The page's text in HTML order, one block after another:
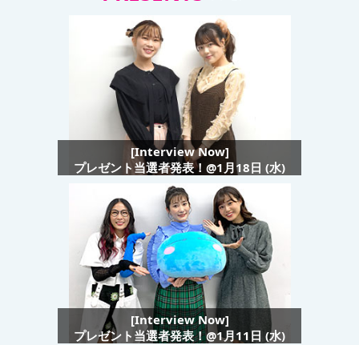
[Interview Now]
プレゼント当選者発表！@1月18日 (水)
[Interview Now]
プレゼント当選者発表！@1月11日 (水)